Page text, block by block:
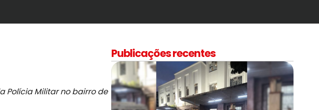
Polícia Militar no bairro de
Publicações recentes